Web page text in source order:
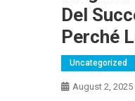
Del
Perché
Uncategorized
August 2, 2025